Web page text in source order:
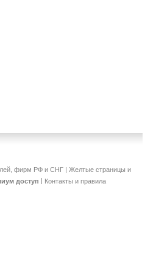
фирм РФ и СНГ | Желтые страницы и
доступ | Контакты и правила